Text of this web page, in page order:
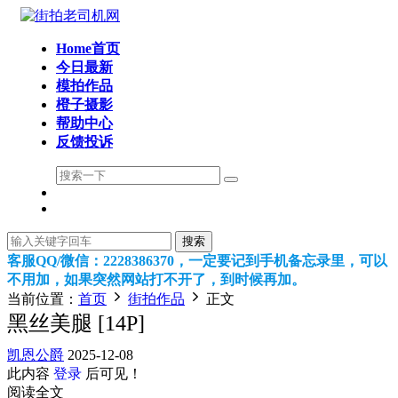
Home首页
今日最新
模拍作品
橙子摄影
帮助中心
反馈投诉
搜索
客服QQ/微信：2228386370，一定要记到手机备忘录里，可以
不用加，如果突然网站打不开了，到时候再加。
当前位置： 首页 街拍作品 正文
黑丝美腿 [14P]
凯恩公爵 2025-12-08
此内容 登录 后可见！
阅读全文